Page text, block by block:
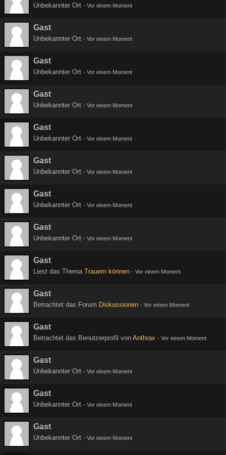
Unbekannter Ort - Vor einem Moment
Gast
Unbekannter Ort - Vor einem Moment
Gast
Unbekannter Ort - Vor einem Moment
Gast
Unbekannter Ort - Vor einem Moment
Gast
Unbekannter Ort - Vor einem Moment
Gast
Unbekannter Ort - Vor einem Moment
Gast
Unbekannter Ort - Vor einem Moment
Gast
Unbekannter Ort - Vor einem Moment
Gast
Liest das Thema Trauern können - Vor einem Moment
Gast
Betrachtet das Forum Diskussionen - Vor einem Moment
Gast
Betrachtet das Benutzerprofil von Anthrax - Vor einem Moment
Gast
Unbekannter Ort - Vor einem Moment
Gast
Unbekannter Ort - Vor einem Moment
Gast
Unbekannter Ort - Vor einem Moment